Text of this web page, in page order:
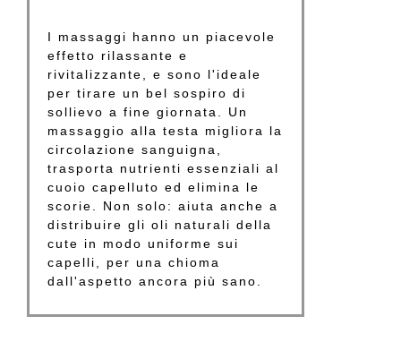
I massaggi hanno un piacevole
effetto rilassante e
rivitalizzante, e sono l'ideale
per tirare un bel sospiro di
sollievo a fine giornata. Un
massaggio alla testa migliora la
circolazione sanguigna,
trasporta nutrienti essenziali al
cuoio capelluto ed elimina le
scorie. Non solo: aiuta anche a
distribuire gli oli naturali della
cute in modo uniforme sui
capelli, per una chioma
dall'aspetto ancora più sano.